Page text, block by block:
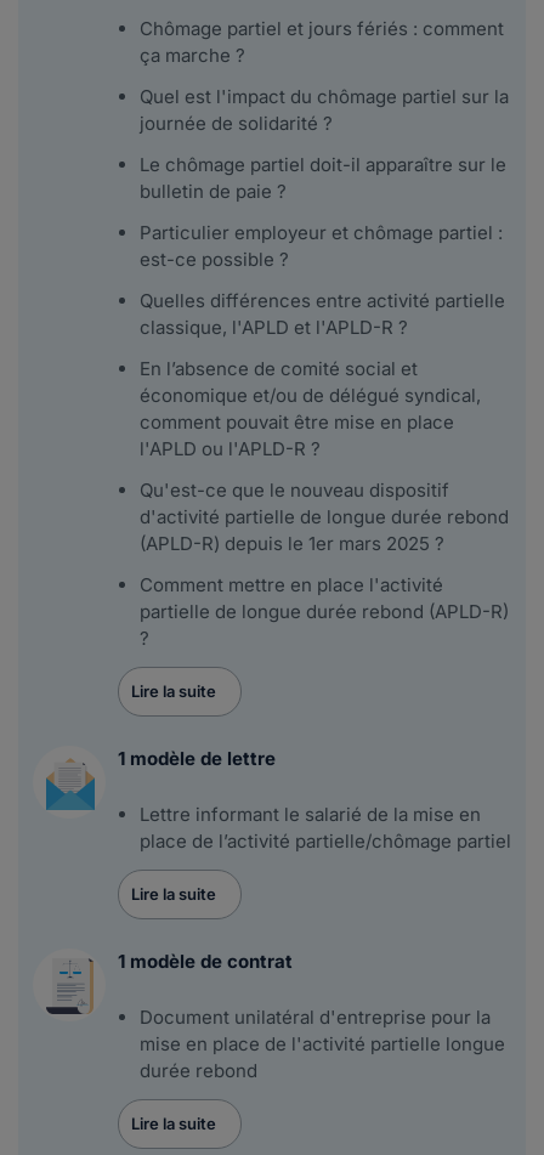
Chômage partiel et jours fériés : comment
ça marche ?
Quel est l'impact du chômage partiel sur la
journée de solidarité ?
Le chômage partiel doit-il apparaître sur le
bulletin de paie ?
Particulier employeur et chômage partiel :
est-ce possible ?
Quelles différences entre activité partielle
classique, l'APLD et l'APLD-R ?
En l’absence de comité social et
économique et/ou de délégué syndical,
comment pouvait être mise en place
l'APLD ou l'APLD-R ?
Qu'est-ce que le nouveau dispositif
d'activité partielle de longue durée rebond
(APLD-R) depuis le 1er mars 2025 ?
Comment mettre en place l'activité
partielle de longue durée rebond (APLD-R)
?
Lire la suite
1 modèle de lettre
Lettre informant le salarié de la mise en
place de l’activité partielle/chômage partiel
Lire la suite
1 modèle de contrat
Document unilatéral d'entreprise pour la
mise en place de l'activité partielle longue
durée rebond
Lire la suite